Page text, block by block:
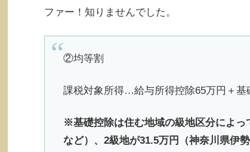
ファー！知りませんでした。
②均等割
課税対象所得…給与所得控除65万円＋基
※基礎控除は住む地域の級地区分によっ
など）、2級地が31.5万円（神奈川県伊